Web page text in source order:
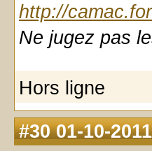
http://
Ne jugez pas
Hors ligne
#30 01-10-